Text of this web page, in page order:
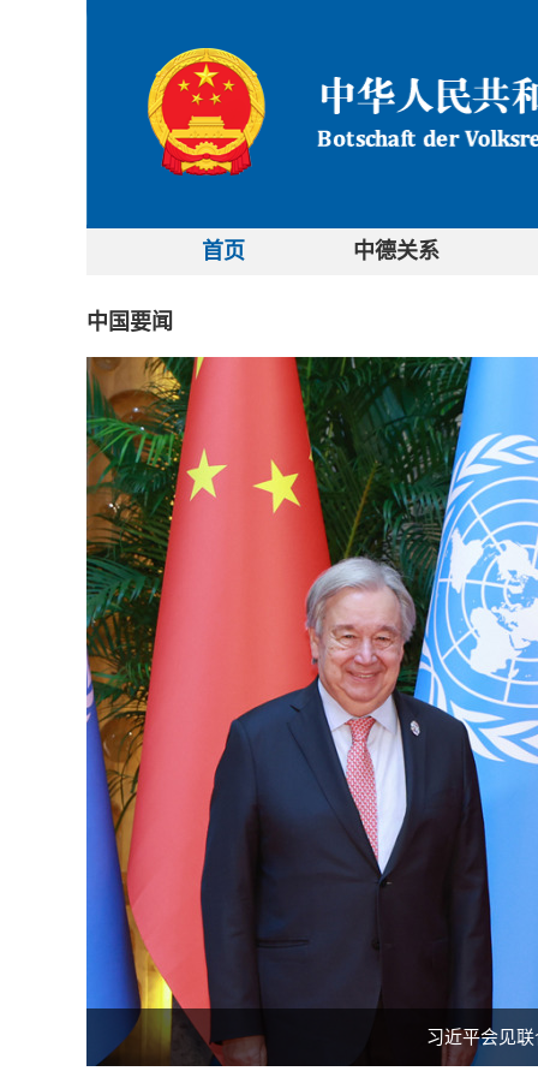
首页 中德关系
中国要闻
习近平会见